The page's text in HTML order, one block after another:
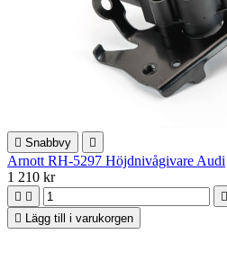
 Snabbvy 
Arnott RH-5297 Höjdnivågivare Audi
1 210 kr
  

Lägg till i varukorgen